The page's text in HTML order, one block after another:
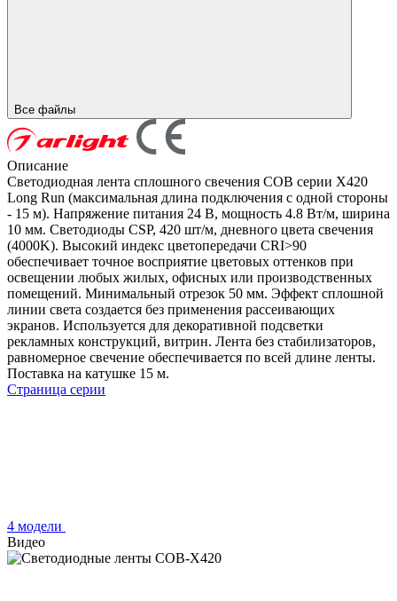
Все файлы
Описание
Светодиодная лента сплошного свечения COB серии X420
Long Run (максимальная длина подключения с одной стороны
- 15 м). Напряжение питания 24 В, мощность 4.8 Вт/м, ширина
10 мм. Светодиоды CSP, 420 шт/м, дневного цвета свечения
(4000K). Высокий индекс цветопередачи CRI>90
обеспечивает точное восприятие цветовых оттенков при
освещении любых жилых, офисных или производственных
помещений. Минимальный отрезок 50 мм. Эффект сплошной
линии света создается без применения рассеивающих
экранов. Используется для декоративной подсветки
рекламных конструкций, витрин. Лента без стабилизаторов,
равномерное свечение обеспечивается по всей длине ленты.
Поставка на катушке 15 м.
Страница серии
4 модели
Видео